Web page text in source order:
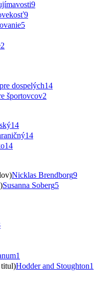
9
9
5
2
pre dospelých14
športovcov2
14
14
14
Nicklas Brendborg9
Susanna Soberg5
1
titul)Hodder and Stoughton1